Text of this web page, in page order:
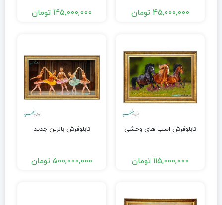
45,000,000 تومان 145,000,000 تومان
تابلوفرش اسب های وحشی
115,000,000 تومان
تابلوفرش بالرین جدید
500,000,000 تومان